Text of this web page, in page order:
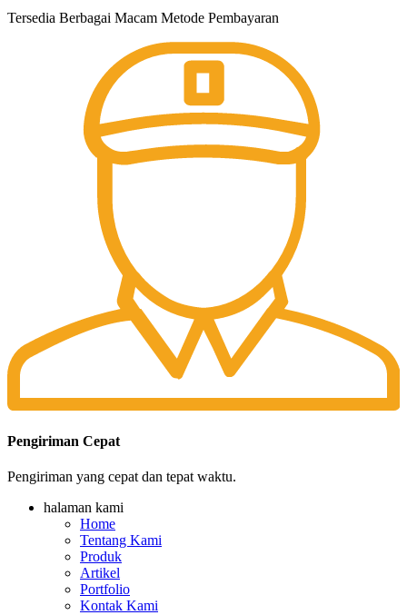
Tersedia Berbagai Macam Metode Pembayaran
Pengiriman Cepat
Pengiriman yang cepat dan tepat waktu.
halaman kami
Home
Tentang Kami
Produk
Artikel
Portfolio
Kontak Kami